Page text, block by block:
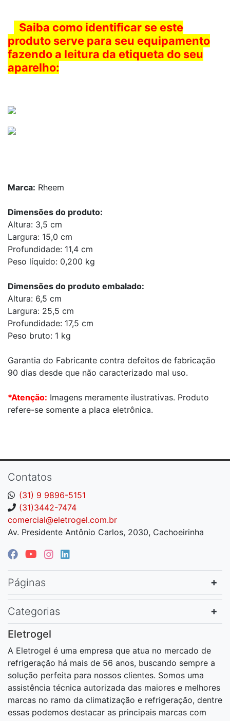
Saiba como identificar se este
produto serve para seu equipamento
fazendo a leitura da etiqueta do seu
aparelho:
Marca: Rheem
Dimensões do produto:
Altura: 3,5 cm
Largura: 15,0 cm
Profundidade: 11,4 cm
Peso líquido: 0,200 kg
Dimensões do produto embalado:
Altura: 6,5 cm
Largura: 25,5 cm
Profundidade: 17,5 cm
Peso bruto: 1 kg
Garantia do Fabricante contra defeitos de fabricação
90 dias desde que não caracterizado mal uso.
*Atenção: Imagens meramente ilustrativas. Produto
refere-se somente a placa eletrônica.
Contatos
(31) 9 9896-5151
(31)3442-7474
comercial@eletrogel.com.br
Av. Presidente Antônio Carlos, 2030, Cachoeirinha
Páginas
Categorias
Eletrogel
A Eletrogel é uma empresa que atua no mercado de
refrigeração há mais de 56 anos, buscando sempre a
solução perfeita para nossos clientes. Somos uma
assistência técnica autorizada das maiores e melhores
marcas no ramo da climatização e refrigeração, dentre
essas podemos destacar as principais marcas com